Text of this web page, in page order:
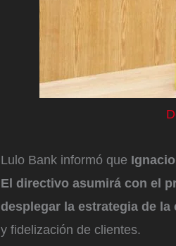
Lulo Bank informó que
El directivo asumirá con el
desplegar la estrategia de la
y fidelización de clientes.